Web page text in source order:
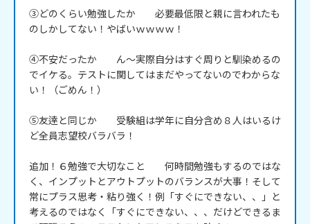
③どのくらい勉強したか　　必要最低限と親に言われたも
のしかしてない！やばいｗｗｗｗ！
④不安だったか　　ん～実際自分はすぐ周りと馴染めるの
でイケる。テストに関してはまだやってないのでわからな
い！（ごめん！）
⑤友逹と同じか　　受験組は学年に自分含め８人はいるけ
ど全員志望校バラバラ！
追加！６勉強で大切なこと　　何時間勉強もするのではな
く、インプットとアウトプットのバランスが大事！そして
常にプラス思考・粘り強く！例「すぐにできない、、」と
考えるのではなく「すぐにできない、、、だけどできるま